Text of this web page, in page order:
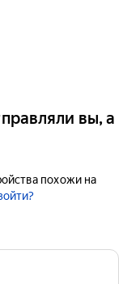
вы, а
похожи на